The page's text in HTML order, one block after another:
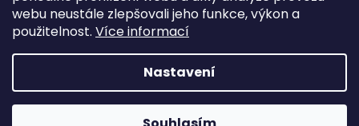
webu neustále zlepšovali jeho funkce, výkon a
použitelnost. Více informací
Nastavení
PŘIHLÁSIT SE
Vytvořil Shoptet